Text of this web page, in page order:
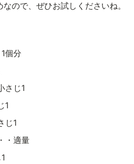
ので、ぜひお試しくださいね。
個分
さじ1
1
じ1
・適量